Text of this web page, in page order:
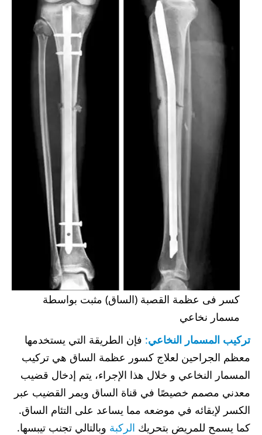
كسر فى عظمة القصبة (الساق) مثبت بواسطة
مسمار نخاعي
تركيب المسمار النخاعي: فإن الطريقة التي يستخدمها
معظم الجراحين لعلاج كسور عظمة الساق هي تركيب
المسمار النخاعي و خلال هذا الإجراء، يتم إدخال قضيب
معدني مصمم خصيصًا في قناة الساق ويمر القضيب عبر
الكسر لإبقائه في موضعه مما يساعد على التئام الساق.
كما يسمح للمريض بتحريك الركبة وبالتالي تجنب تيبسها.